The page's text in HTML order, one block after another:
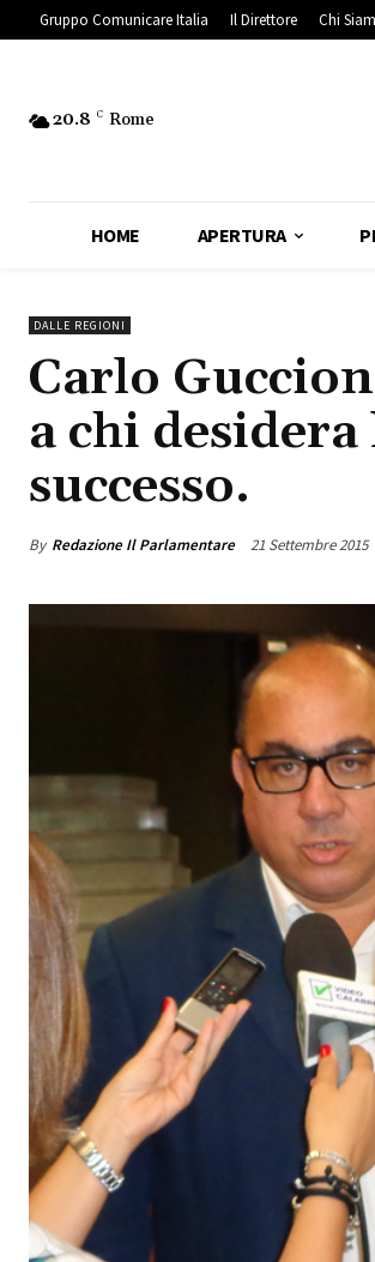
Gruppo Comunicare Italia Il Direttore Chi
20.8 C Rome
HOME APERTURA
DALLE REGIONI
Carlo
a chi
successo.
By Redazione Il Parlamentare 21 Settembre 2015